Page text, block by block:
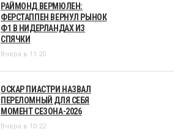
РАЙМОНД ВЕРМЮЛЕН:
ФЕРСТАППЕН ВЕРНУЛ РЫНОК
Ф1 В НИДЕРЛАНДАХ ИЗ
СПЯЧКИ
Вчера в 11:20
ОСКАР ПИАСТРИ НАЗВАЛ
ПЕРЕЛОМНЫЙ ДЛЯ СЕБЯ
МОМЕНТ СЕЗОНА-2026
Вчера в 10:22